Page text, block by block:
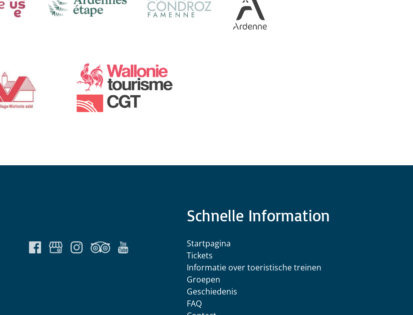
Schnelle Information
Startpagina
Tickets
Informatie over toeristische treinen
Groepen
Geschiedenis
FAQ